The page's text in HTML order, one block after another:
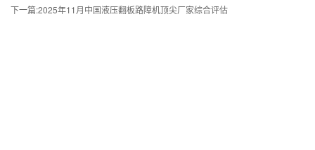
下一篇:2025年11月中国液压翻板路障机顶尖厂家综合评估